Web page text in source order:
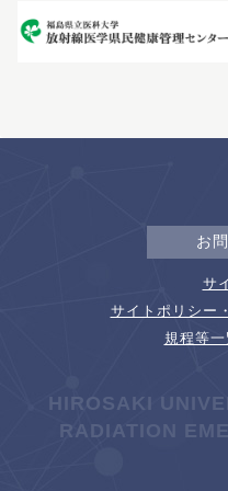
お
サ
サイトポリシー
規程等一
HIROSAKI
RADIATION